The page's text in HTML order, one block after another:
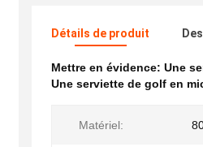
Détails de produit
Mettre en évidence: Une
Une serviette de golf en
Matériel: